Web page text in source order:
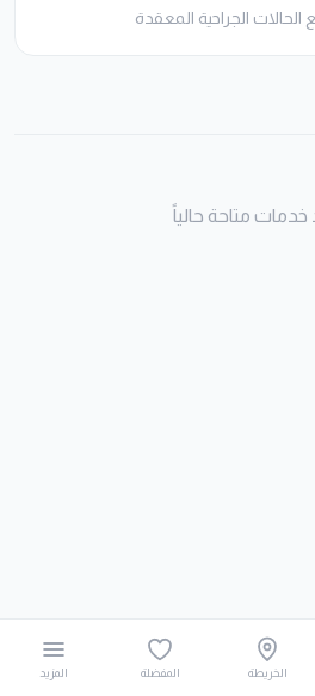
خدمات متاحة حالياً
الخريطة المفضلة المزيد